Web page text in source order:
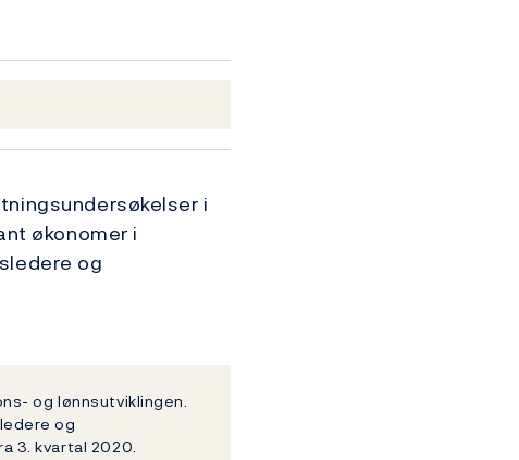
i
økonomer i
og
og lønnsutviklingen.
og
3. kvartal 2020.